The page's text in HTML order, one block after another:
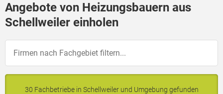
Angebote von Heizungsbauern aus
Schellweiler einholen
30 Fachbetriebe in Schellweiler und Umgebung gefunden